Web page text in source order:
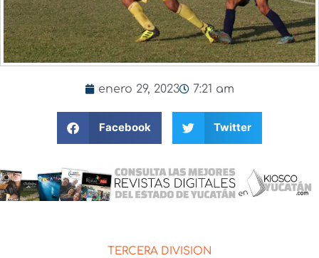
enero 29, 2023 7:21 am
Facebook Twitter
TERCERA DIVISION